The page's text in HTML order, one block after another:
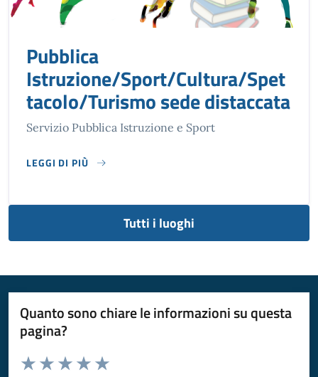
Pubblica
Istruzione/Sport/Cultura/Spet
tacolo/Turismo sede distaccata
Servizio Pubblica Istruzione e Sport
LEGGI DI PIÙ
SU PUBBLICA ISTRUZIONE/SPORT/CULTURA/SPETTACOLO/
Tutti i luoghi
Quanto sono chiare le informazioni su questa
pagina?
Valuta da 1 a 5 stelle la pagina